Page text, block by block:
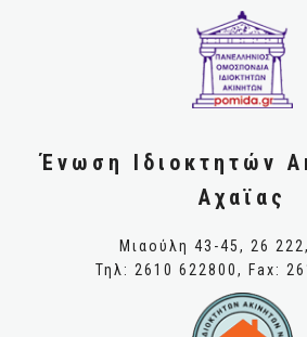
Ένωση Ιδιοκτητών
Αχαϊας
Μιαούλη 43-45, 26
Τηλ: 2610 622800, Fax: